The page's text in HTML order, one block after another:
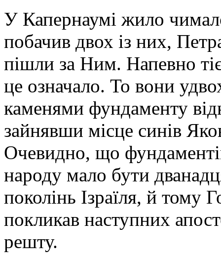
У Капернаумі жило
побачив двох із них,
пішли за Ним. Напевно
це означало. То вони
каменями фундаменту
зайнявши місце синів
Очевидно, що
народу мало бути
поколінь Ізраїля, й тому
покликав наступних
решту.